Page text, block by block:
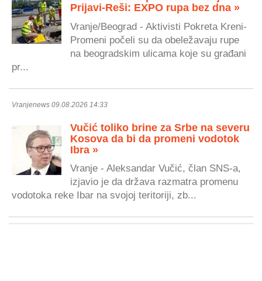
Prijavi-Reši: EXPO rupa bez dna »
Vranje/Beograd - Aktivisti Pokreta Kreni-
Promeni počeli su da obeležavaju rupe
na beogradskim ulicama koje su građani
pr...
Vranjenews 09.08.2026 14:33
Vučić toliko brine za Srbe na severu
Kosova da bi da promeni vodotok
Ibra »
Vranje - Aleksandar Vučić, član SNS-a,
izjavio je da država razmatra promenu
vodotoka reke Ibar na svojoj teritoriji, zb...